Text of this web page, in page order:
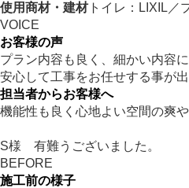
使用商材・建材トイレ：LIXIL／
VOICE
お客様の声
プラン内容も良く、細かい内容
安心して工事をお任せする事が出
担当者からお客様へ
機能性も良く心地よい空間の爽
S様 有難うございました。
BEFORE
施工前の様子